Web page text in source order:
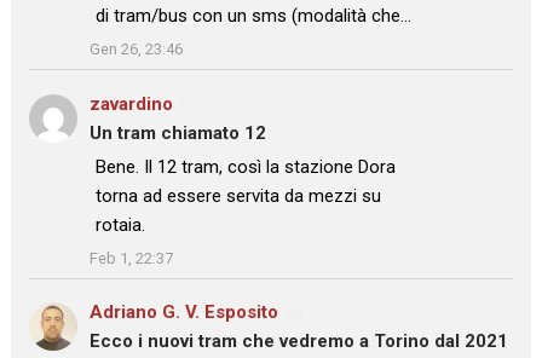
di tram/bus con un sms (modalità che…
”
Gen 26, 23:46
zavardino
Un tram chiamato 12
: “
Bene. Il 12 tram, così la stazione Dora
torna ad essere servita da mezzi su
rotaia.
”
Feb 1, 22:37
Adriano G. V. Esposito
Ecco i nuovi tram che vedremo a Torino dal 2021